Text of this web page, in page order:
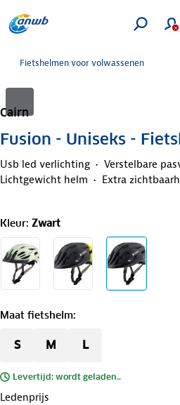
Fietshelmen voor volwassenen
Cairn
Fusion - Uniseks -
Usb led verlichting
Verstelbare
Lichtgewicht helm
Extra
Kleur: Zwart
Maat fietshelm:
S M L
Levertijd: wordt geladen..
Ledenprijs